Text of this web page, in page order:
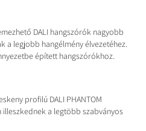
DALI hangszórók nagyobb
a legjobb hangélmény élvezetéhez.
épített hangszórókhoz.
profilú DALI PHANTOM
a legtöbb szabványos